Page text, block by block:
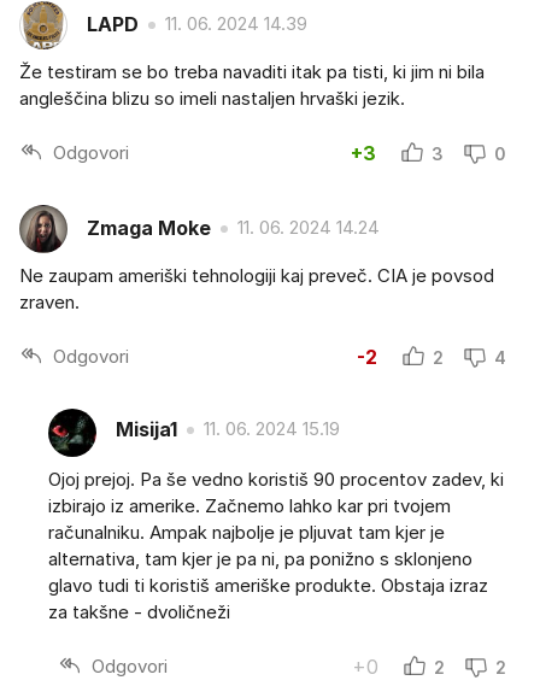
LAPD 11. 06. 2024 14.39
Že testiram se bo treba navaditi itak pa tisti, ki jim ni bila
angleščina blizu so imeli nastaljen hrvaški jezik.
Odgovori +3 3 0
Zmaga Moke 11. 06. 2024 14.24
Ne zaupam ameriški tehnologiji kaj preveč. CIA je povsod
zraven.
Odgovori -2 2 4
Misija1 11. 06. 2024 15.19
Ojoj prejoj. Pa še vedno koristiš 90 procentov zadev, ki
izbirajo iz amerike. Začnemo lahko kar pri tvojem
računalniku. Ampak najbolje je pljuvat tam kjer je
alternativa, tam kjer je pa ni, pa ponižno s sklonjeno
glavo tudi ti koristiš ameriške produkte. Obstaja izraz
za takšne - dvoličneži
Odgovori +0 2 2